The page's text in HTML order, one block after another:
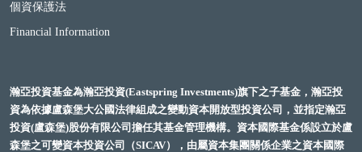
個資保護法
Financial Information
瀚亞投資基金為瀚亞投資(Eastspring Investments)旗下之子基金，瀚亞投
資為依據盧森堡大公國法律組成之變動資本開放型投資公司，並指定瀚亞
投資(盧森堡)股份有限公司擔任其基金管理機構。資本國際基金係設立於盧
森堡之可變資本投資公司（SICAV），由屬資本集團關係企業之資本國際